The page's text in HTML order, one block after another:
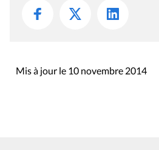
Mis à jour le 10 novembre 2014